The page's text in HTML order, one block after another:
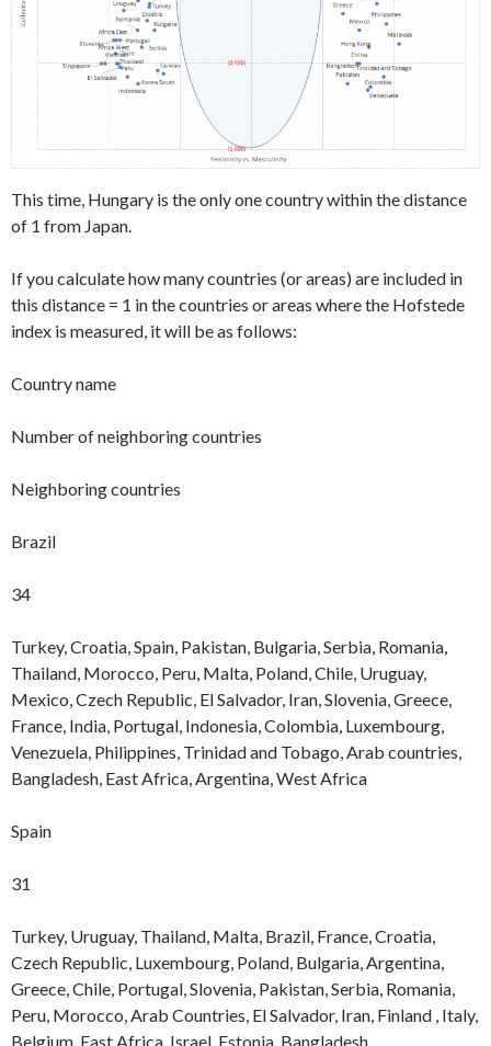
This time, Hungary is the only one country within the distance
of 1 from Japan.
If you calculate how many countries (or areas) are included in
this distance = 1 in the countries or areas where the Hofstede
index is measured, it will be as follows:
Country name
Number of neighboring countries
Neighboring countries
Brazil
34
Turkey, Croatia, Spain, Pakistan, Bulgaria, Serbia, Romania,
Thailand, Morocco, Peru, Malta, Poland, Chile, Uruguay,
Mexico, Czech Republic, El Salvador, Iran, Slovenia, Greece,
France, India, Portugal, Indonesia, Colombia, Luxembourg,
Venezuela, Philippines, Trinidad and Tobago, Arab countries,
Bangladesh, East Africa, Argentina, West Africa
Spain
31
Turkey, Uruguay, Thailand, Malta, Brazil, France, Croatia,
Czech Republic, Luxembourg, Poland, Bulgaria, Argentina,
Greece, Chile, Portugal, Slovenia, Pakistan, Serbia, Romania,
Peru, Morocco, Arab Countries, El Salvador, Iran, Finland , Italy,
Belgium, East Africa, Israel, Estonia, Bangladesh